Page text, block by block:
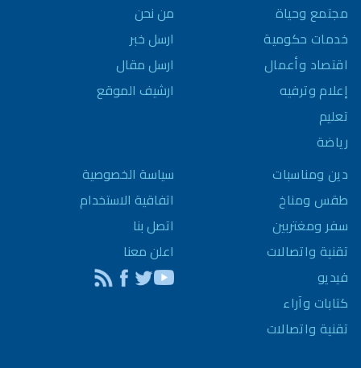
مجتمع وحياة
خدمات حكومية
اقتصاد وأعمال
إعلام وترفيه
تعليم
رياضة
دين ومناسبات
طقس ومناخ
سفر ومغتربين
تقنية واتصالات
فيديو
كتابات وآراء
تقنية واتصالات
من نحن
ارسل خبر
ارسل مقال
ارشيف الموقع
سياسة الخصوصية
اتفاقية الاستخدام
اتصل بنا
اعلن معنا